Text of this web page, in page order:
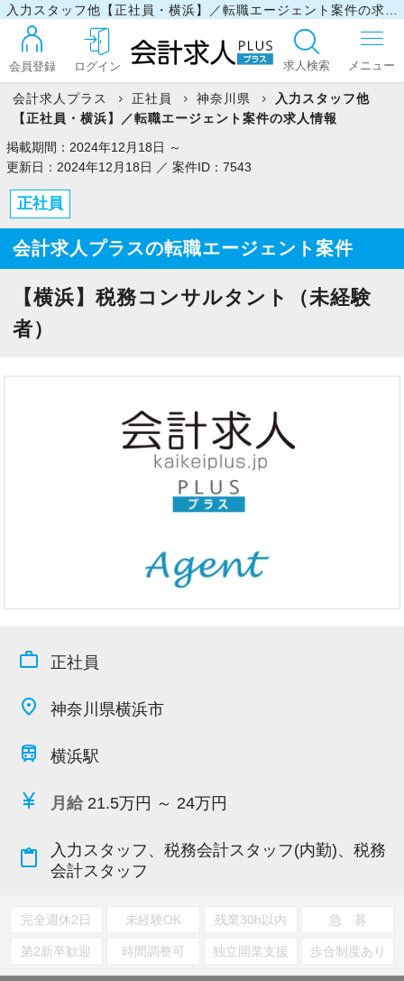
会員登録 ログイン 求人検索
ログイン
今すぐ会員登録
PC版サイトを見る
採用ご担当者様
会計求人プラス 正社員 神奈川県
入力スタッフ他
【正社員・横浜】／転職エージェント案件の求人情報
掲載期間：2024年12月18日 ～
更新日：2024年12月18日 ／ 案件ID：7543
正社員
会計求人プラスの転職エージェント案件
【横浜】税務コンサルタント（未経験
者）
work_outline 正社員
place 神奈川県横浜市
train 横浜駅
currency_yen 月給 21.5万円 ～ 24万円
content_paste
入力スタッフ、税務会計スタッフ(内勤)、税務
会計スタッフ
完全週休2日 未経験OK 残業30h以内 急 募
第2新卒歓迎 時間調整可 独立開業支援 歩合制度あり